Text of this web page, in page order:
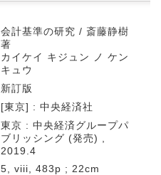
会計基準の研究 / 斎藤静樹
著
カイケイ キジュン ノ ケン
キュウ
新訂版
[東京] : 中央経済社
東京 : 中央経済グループパ
ブリッシング (発売) ,
2019.4
5, viii, 483p ; 22cm